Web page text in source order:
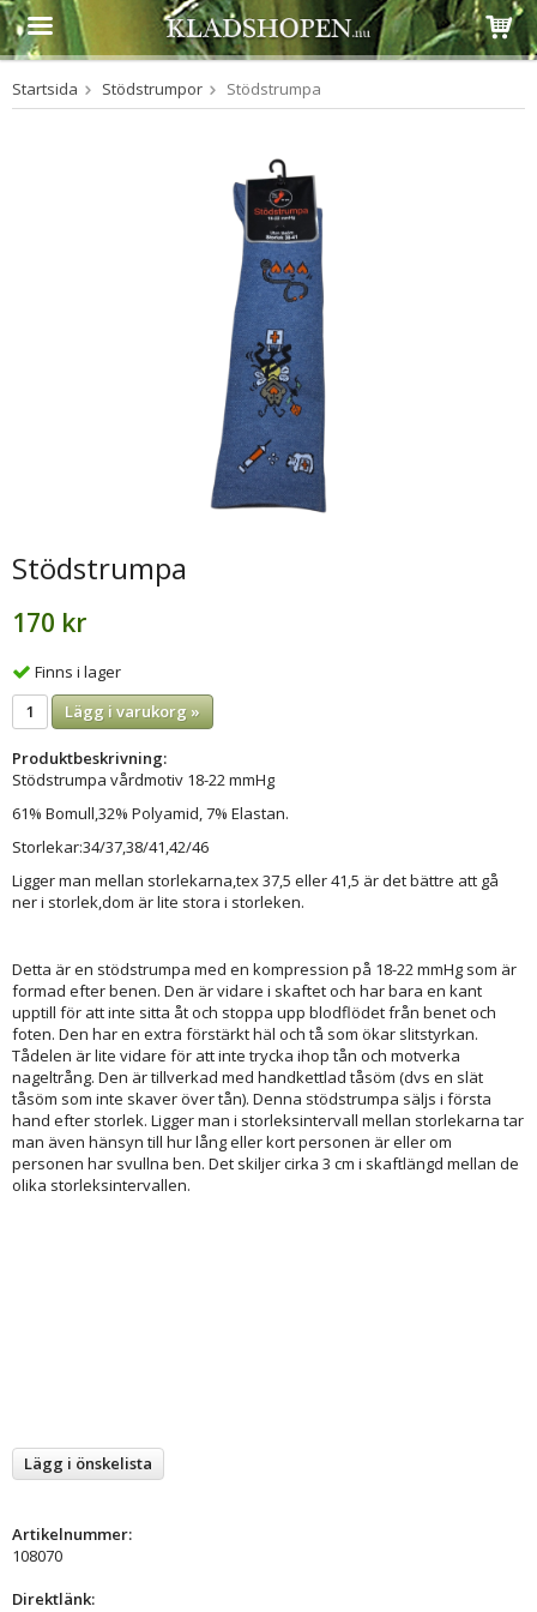
Produkten har blivit tillagd i varukorgen
Startsida Stödstrumpor Stödstrumpa
Stödstrumpa
170 kr
Finns i lager
Lägg i varukorg »
Produktbeskrivning:
Stödstrumpa vårdmotiv 18-22 mmHg
61% Bomull,32% Polyamid, 7% Elastan.
Storlekar:34/37,38/41,42/46
Ligger man mellan storlekarna,tex 37,5 eller 41,5 är det bättre att gå
ner i storlek,dom är lite stora i storleken.
Detta är en stödstrumpa med en kompression på 18-22 mmHg som är
formad efter benen. Den är vidare i skaftet och har bara en kant
upptill för att inte sitta åt och stoppa upp blodflödet från benet och
foten. Den har en extra förstärkt häl och tå som ökar slitstyrkan.
Tådelen är lite vidare för att inte trycka ihop tån och motverka
nageltrång. Den är tillverkad med handkettlad tåsöm (dvs en slät
tåsöm som inte skaver över tån). Denna stödstrumpa säljs i första
hand efter storlek. Ligger man i storleksintervall mellan storlekarna tar
man även hänsyn till hur lång eller kort personen är eller om
personen har svullna ben. Det skiljer cirka 3 cm i skaftlängd mellan de
olika storleksintervallen.
Lägg i önskelista
Artikelnummer:
108070
Direktlänk: